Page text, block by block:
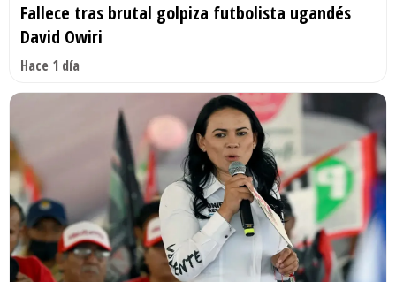
Fallece tras brutal golpiza futbolista ugandés
David Owiri
Hace 1 día